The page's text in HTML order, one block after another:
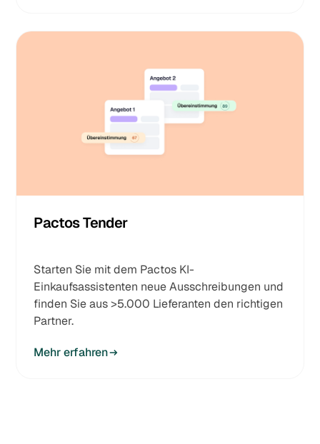
Pactos Tender
Starten Sie mit dem Pactos KI-
Einkaufsassistenten neue Ausschreibungen und
finden Sie aus >5.000 Lieferanten den richtigen
Partner.
Mehr erfahren